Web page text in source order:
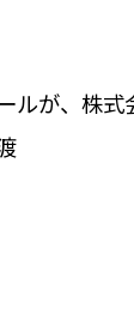
ルが、株式